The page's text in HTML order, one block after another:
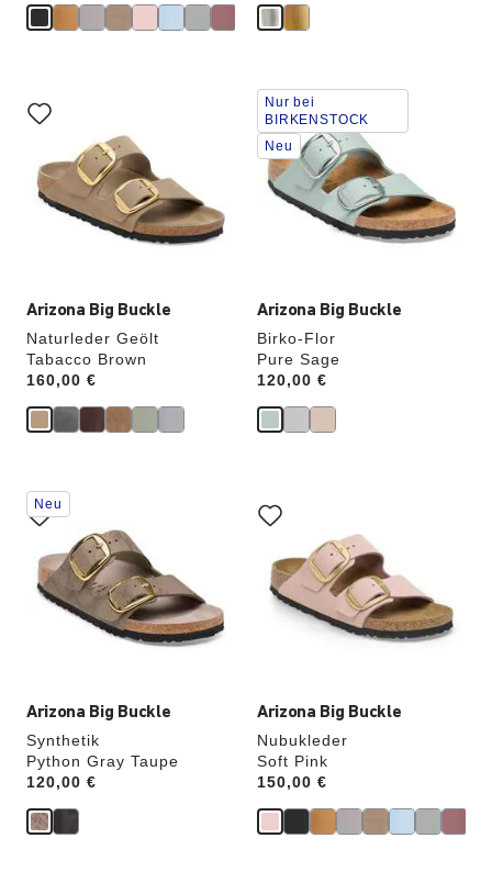
Arizona Big Buckle
Naturleder Geölt
Tabacco Brown
Price:
160,00 €
Anklicken
der
werden
die
Produktbilder
aktualisiert.
Arizona Big Buckle
Birko-Flor
Pure Sage
Price:
120,00 €
Durch
Anklicken
der
Farben
werden
die
Produktbilder
aktualisiert.
Nur bei
BIRKENSTOCK
Neu
Arizona Big Buckle
Synthetik
Python Gray Taupe
Price:
120,00 €
Durch
Anklicken
der
Farben
werden
die
Produktbilder
aktualisiert.
Neu
Arizona Big Buckle
Nubukleder
Soft Pink
Price:
150,00 €
Anklicken
der
werden
die
Produktbilder
aktualisiert.